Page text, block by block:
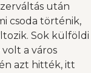
után
csoda történik,
Sok külföldi
a város
azt hitték, itt